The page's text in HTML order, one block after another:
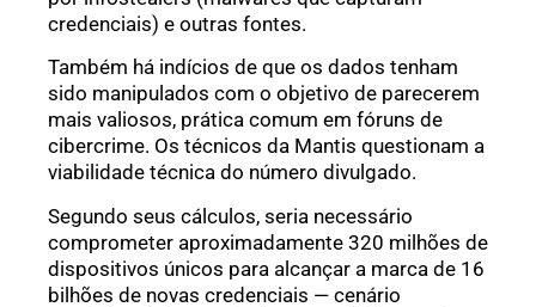
credenciais) e outras fontes.
Também há indícios de que os dados tenham
sido manipulados com o objetivo de parecerem
mais valiosos, prática comum em fóruns de
cibercrime. Os técnicos da Mantis questionam a
viabilidade técnica do número divulgado.
Segundo seus cálculos, seria necessário
comprometer aproximadamente 320 milhões de
dispositivos únicos para alcançar a marca de 16
bilhões de novas credenciais — cenário